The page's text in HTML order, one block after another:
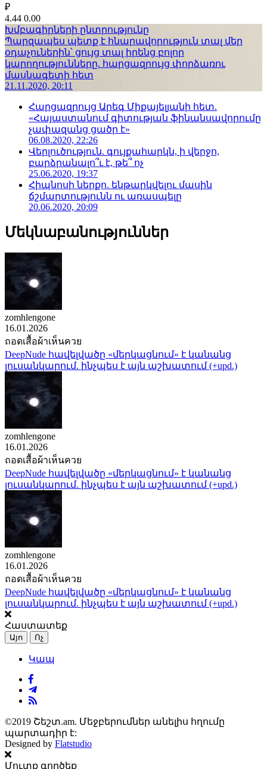
₽
4.44 0.00
Խմբագիրների ընտրությունը
Պարզապես պետք է հնարավորություն տալ մեր
օդաչուներին՝ ցույց տալ իրենց բոլոր
կարողությունները. հարցազրույց փորձառու
մասնագետի հետ
21.11.2020, 20:11
Հարցազրույց Արեգ Միքայելյանի հետ.
«Հայաստանում գիտության ֆինանսավորումը
չափազանց ցածր է»
06.08.2020, 22:26
Վերլուծություն. գույքահարկն, ի վերջո,
բարձրանալո՞ւ է, թե՞ ոչ
25.06.2020, 19:37
Հիպնոսի ներքո. ենթարկվելու մասին
ճշմարտությունն ու առասպելը
20.06.2020, 20:09
Մեկնաբանություններ
zomhlengone
16.01.2026
ถอดเสื้อผ้าเห็นควย
DeepNude հավելվածը «մերկացնում» է կանանց
լուսանկարում. ինչպես է այն աշխատում (+upd.)
zomhlengone
16.01.2026
ถอดเสื้อผ้าเห็นควย
DeepNude հավելվածը «մերկացնում» է կանանց
լուսանկարում. ինչպես է այն աշխատում (+upd.)
zomhlengone
16.01.2026
ถอดเสื้อผ้าเห็นควย
DeepNude հավելվածը «մերկացնում» է կանանց
լուսանկարում. ինչպես է այն աշխատում (+upd.)
Հաստատեք
Այո Ոչ
Կապ
©2019 Շեշտ.am. Մեջբերումներ անելիս հղումը
պարտադիր է:
Designed by Flatstudio
Մուտք գործեք